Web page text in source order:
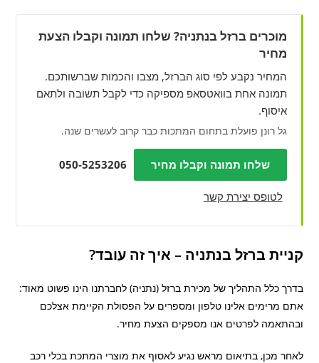
מוכרים ברזל בנתניה? שלחו תמונה וקבלו הצעת
מחיר
המחיר נקבע לפי סוג הברזל, מצבו והכמות שברשותכם.
תמונה אחת בוואטסאפ מספיקה כדי לקבל תשובה ולתאם
איסוף.
גל רונן פועלת בתחום המתכות כבר קרוב לעשרים שנה.
שלחו תמונה וקבלו מחיר 050-5253206
לטופס יצירת קשר
קניית ברזל בנתניה – איך זה עובד?
בדרך כלל התהליך של מכירתברזל (נתניה) לחברתנו הינו פשוט מאוד:
אתם מרימים אלינו טלפון ומספרים על הפסולת הקיימת אצלכם
ובהתאמה לפרטים אנו מספקים הצעת מחיר.
לאחר מכן, בתיאום מראש נגיע לאסוף את מוצרי המתכת בכלי רכב